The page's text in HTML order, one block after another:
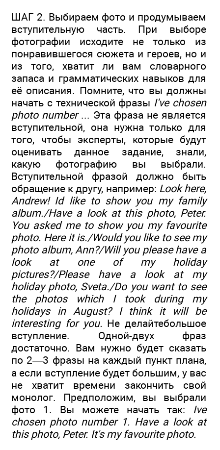
ШАГ 2. Выбираем фото и продумываем
вступительную часть. При выборе
фотографии исходите не только из
понравившегося сюжета и героев, но и
из того, хватит ли вам словарного
запаса и грамматических навыков для
её описания. Помните, что вы должны
начать с технической фразы I've chosen
photo number... Эта фраза не является
вступительной, она нужна только для
того, чтобы эксперты, которые будут
оценивать данное задание, знали,
какую фотографию вы выбрали.
Вступительной фразой должно быть
обращение к другу, например: Look here,
Andrew! Id like to show you my family
album./Have a look at this photo, Peter.
You asked me to show you my favourite
photo. Here it is./Would you like to see my
photo album, Ann?/Will you please have a
look at one of my holiday
pictures?/Please have a look at my
holiday photo, Sveta./Do you want to see
the photos which I took during my
holidays in August? I think it will be
interesting for you. He делайтебольшое
вступление. Одной-двух фраз
достаточно. Вам нужно будет сказать
по 2—3 фразы на каждый пункт плана,
а если вступление будет большим, у вас
не хватит времени закончить свой
монолог. Предположим, вы выбрали
фото 1. Вы можете начать так: Ive
chosen photo number 1. Have a look at
this photo, Peter. It's my favourite photo.